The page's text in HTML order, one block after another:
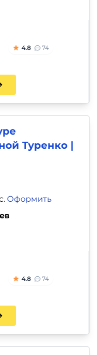
4.8 74
Туренко |
Оформить
4.8 74